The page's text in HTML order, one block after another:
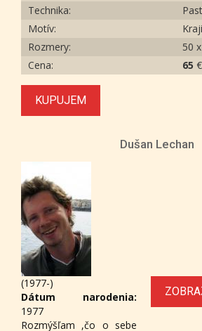
Technika:
Motív:
Rozmery:
50
Cena:
65 €
KUPUJEM
Dušan Lechan
(1977-)
Dátum narodenia:
1977
Rozmýšľam ,čo o sebe